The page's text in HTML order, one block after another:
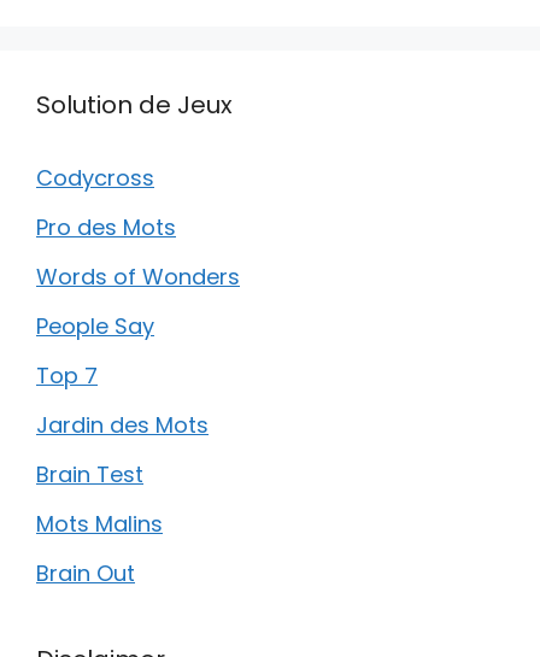
Solution de Jeux
Codycross
Pro des Mots
Words of Wonders
People Say
Top 7
Jardin des Mots
Brain Test
Mots Malins
Brain Out